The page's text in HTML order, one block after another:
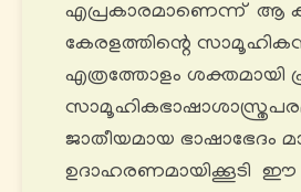
എപ്രകാരമാണെന്ന് ആ
കേരളത്തിന്റെ
എത്രത്തോളം ശക്തമായി
ജാതീയമായ ഭാഷാഭേദം
ഉദാഹരണമായിക്കൂടി